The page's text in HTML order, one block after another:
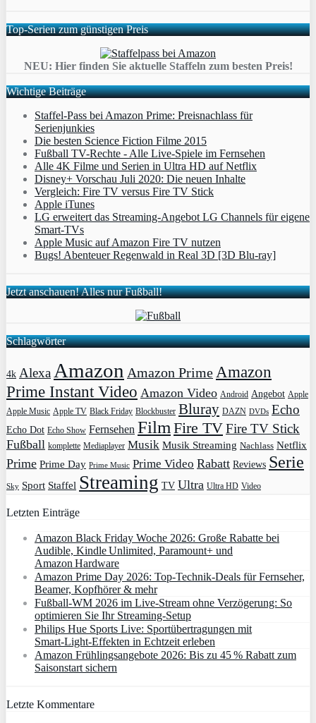
Top-Serien zum günstigen Preis
NEU: Hier finden Sie aktuelle Staffeln zum besten Preis!
Wichtige Beiträge
Staffel-Pass bei Amazon Prime: Preisnachlass für
Serienjunkies
Die besten Science Fiction Filme 2015
Fußball TV-Rechte - Alle Live-Spiele im Fernsehen
Alle 4K Filme und Serien in Ultra HD auf Netflix
Disney+ Vorschau Juli 2020: Die neuen Inhalte
Vergleich: Fire TV versus Fire TV Stick
Apple iTunes
LG erweitert das Streaming-Angebot LG Channels für eigene
Smart-TVs
Apple Music auf Amazon Fire TV nutzen
Bugs! Abenteuer Regenwald in Real 3D [3D Blu-ray]
Jetzt anschauen! Alles nur Fußball!
Schlagwörter
4k Alexa Amazon Amazon Prime Amazon
Prime Instant Video Amazon Video Android Angebot Apple
Apple Music Apple TV Black Friday Blockbuster Bluray DAZN DVDs Echo
Echo Dot Echo Show Fernsehen Film Fire TVFire TV Stick
Fußball komplette Mediaplayer Musik Musik Streaming Nachlass Netflix
Prime Prime Day Prime Music Prime Video Rabatt Reviews Serie
Sky Sport Staffel Streaming TV Ultra Ultra HD Video
Letzten Einträge
Amazon Black Friday Woche 2026: Große Rabatte bei
Audible, Kindle Unlimited, Paramount+ und
Amazon Hardware
Amazon Prime Day 2026: Top-Technik-Deals für Fernseher,
Beamer, Kopfhörer & mehr
Fußball-WM 2026 im Live-Stream ohne Verzögerung: So
optimieren Sie Ihr Streaming-Setup
Philips Hue Sports Live: Sportübertragungen mit
Smart‑Light‑Effekten in Echtzeit erleben
Amazon Frühlingsangebote 2026: Bis zu 45 % Rabatt zum
Saisonstart sichern
Letzte Kommentare